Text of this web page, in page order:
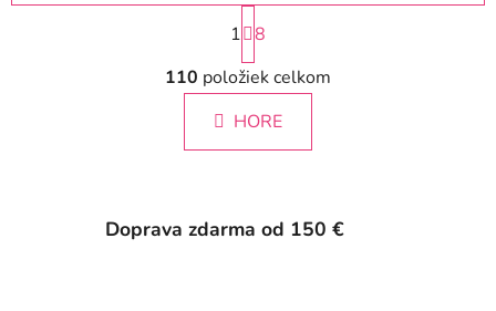
O
v
l
á
d
i
S
t
r
á
n
k
i
1 8
110 položiek celkom
HORE
Doprava zdarma od 150 €